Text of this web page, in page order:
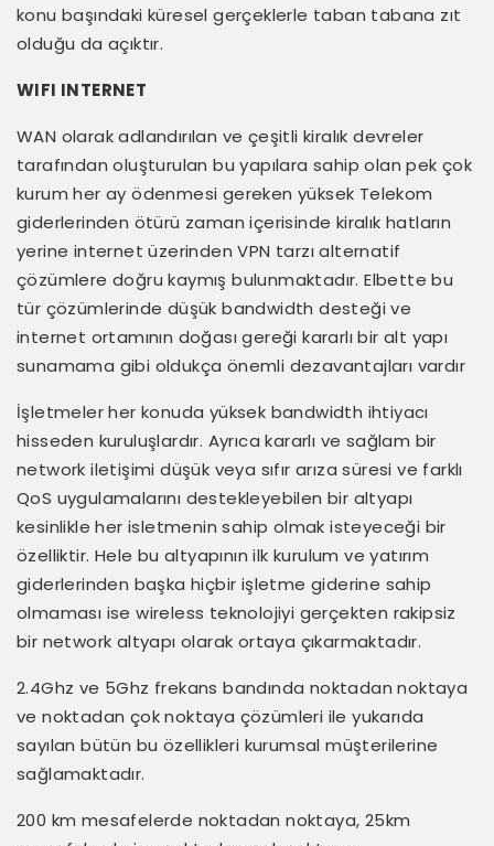
konu başındaki küresel gerçeklerle taban tabana zıt
olduğu da açıktır.
WIFI INTERNET
WAN olarak adlandırılan ve çeşitli kiralık devreler
tarafından oluşturulan bu yapılara sahip olan pek çok
kurum her ay ödenmesi gereken yüksek Telekom
giderlerinden ötürü zaman içerisinde kiralık hatların
yerine internet üzerinden VPN tarzı alternatif
çözümlere doğru kaymış bulunmaktadır. Elbette bu
tür çözümlerinde düşük bandwidth desteği ve
internet ortamının doğası gereği kararlı bir alt yapı
sunamama gibi oldukça önemli dezavantajları vardır
İşletmeler her konuda yüksek bandwidth ihtiyacı
hisseden kuruluşlardır. Ayrıca kararlı ve sağlam bir
network iletişimi düşük veya sıfır arıza süresi ve farklı
QoS uygulamalarını destekleyebilen bir altyapı
kesinlikle her isletmenin sahip olmak isteyeceği bir
özelliktir. Hele bu altyapının ilk kurulum ve yatırım
giderlerinden başka hiçbir işletme giderine sahip
olmaması ise wireless teknolojiyi gerçekten rakipsiz
bir network altyapı olarak ortaya çıkarmaktadır.
2.4Ghz ve 5Ghz frekans bandında noktadan noktaya
ve noktadan çok noktaya çözümleri ile yukarıda
sayılan bütün bu özellikleri kurumsal müşterilerine
sağlamaktadır.
200 km mesafelerde noktadan noktaya, 25km